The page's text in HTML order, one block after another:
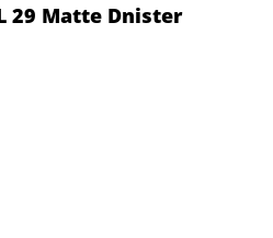
29 Matte Dnister